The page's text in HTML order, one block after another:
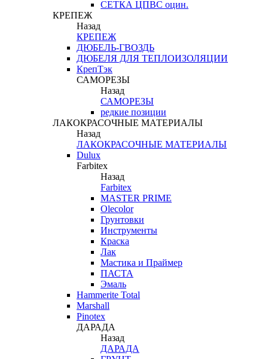
СЕТКА ЦПВС оцин.
КРЕПЕЖ
Назад
КРЕПЕЖ
ДЮБЕЛЬ-ГВОЗДЬ
ДЮБЕЛЯ ДЛЯ ТЕПЛОИЗОЛЯЦИИ
КрепТэк
САМОРЕЗЫ
Назад
САМОРЕЗЫ
редкие позиции
ЛАКОКРАСОЧНЫЕ МАТЕРИАЛЫ
Назад
ЛАКОКРАСОЧНЫЕ МАТЕРИАЛЫ
Dulux
Farbitex
Назад
Farbitex
MASTER PRIME
Olecolor
Грунтовки
Инструменты
Краска
Лак
Мастика и Праймер
ПАСТА
Эмаль
Hammerite Total
Marshall
Pinotex
ДАРАДА
Назад
ДАРАДА